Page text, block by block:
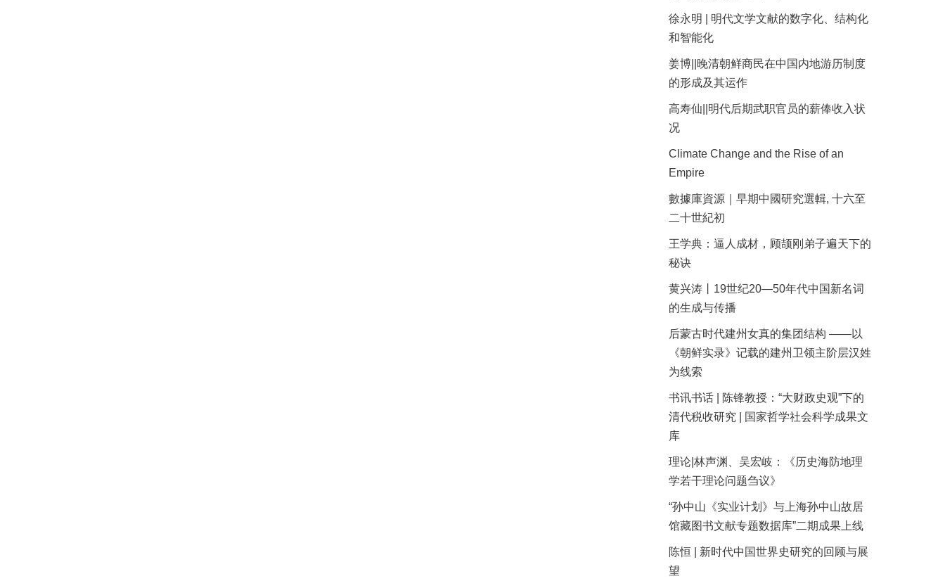
徐永明 | 明代文学文献的数字化、结构化
和智能化
姜博||晚清朝鲜商民在中国内地游历制度
的形成及其运作
高寿仙||明代后期武职官员的薪俸收入状
况
Climate Change and the Rise of an
Empire
數據庫資源｜早期中國研究選輯, 十六至
二十世紀初
王学典：逼人成材，顾颉刚弟子遍天下的
秘诀
黄兴涛丨19世纪20—50年代中国新名词
的生成与传播
后蒙古时代建州女真的集团结构 ——以
《朝鲜实录》记载的建州卫领主阶层汉姓
为线索
书讯书话 | 陈锋教授：“大财政史观”下的
清代税收研究 | 国家哲学社会科学成果文
库
理论|林声渊、吴宏岐：《历史海防地理
学若干理论问题刍议》
“孙中山《实业计划》与上海孙中山故居
馆藏图书文献专题数据库”二期成果上线
陈恒 | 新时代中国世界史研究的回顾与展
望